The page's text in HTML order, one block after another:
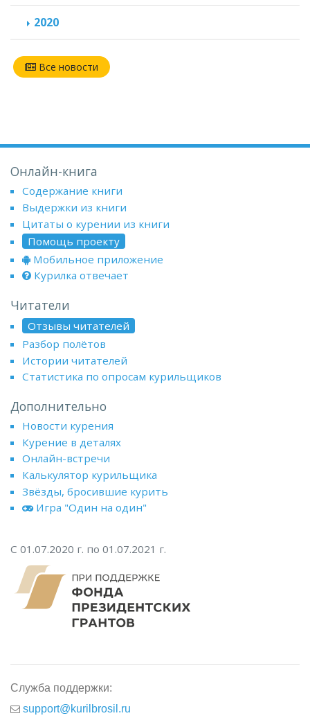
2020
Все новости
Онлайн-книга
Содержание книги
Выдержки из книги
Цитаты о курении из книги
Помощь проекту
Мобильное приложение
Курилка отвечает
Читатели
Отзывы читателей
Разбор полётов
Истории читателей
Статистика по опросам курильщиков
Дополнительно
Новости курения
Курение в деталях
Онлайн-встречи
Калькулятор курильщика
Звёзды, бросившие курить
Игра "Один на один"
С 01.07.2020 г. по 01.07.2021 г.
Служба поддержки:
support@kurilbrosil.ru